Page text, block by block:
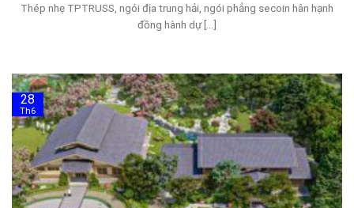
Thép nhẹ TPTRUSS, ngói địa trung hải, ngói phẳng secoin hân hạnh
đồng hành dự [...]
28
Th6